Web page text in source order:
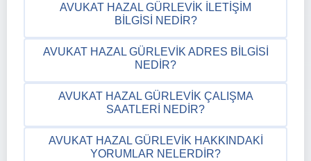
AVUKAT HAZAL GÜRLEVIK İLETIŞIM
BILGISI NEDIR?
AVUKAT HAZAL GÜRLEVIK ADRES BILGISI
NEDIR?
AVUKAT HAZAL GÜRLEVIK ÇALIŞMA
SAATLERI NEDIR?
AVUKAT HAZAL GÜRLEVIK HAKKINDAKI
YORUMLAR NELERDIR?